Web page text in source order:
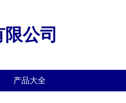
公司
产品大全